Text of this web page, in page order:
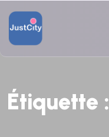
Étiquette :